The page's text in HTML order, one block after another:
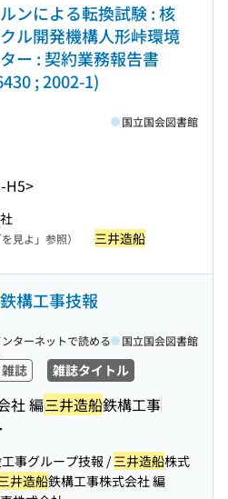
ンによる転換試験 : 核
ル開発機構人形峠環境
ー : 契約業務報告書
; 2002-1)
H5>
国立国会図書館
見よ」参照） 三井造船
鉄構工事技報
雑誌 雑誌タイトル
社 編三井造船鉄構工事
ンターネットで読める 国立国会図書館
事グループ技報 /三井造船株式
井造船鉄構工事株式会社 編